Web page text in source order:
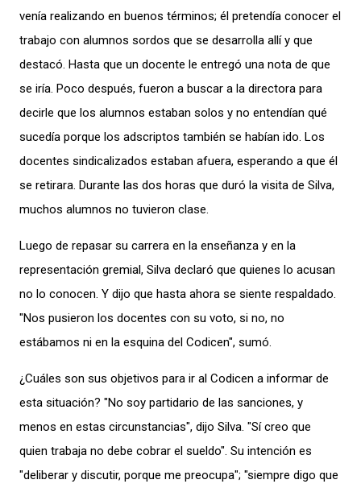
venía realizando en buenos términos; él pretendía conocer el
trabajo con alumnos sordos que se desarrolla allí y que
destacó. Hasta que un docente le entregó una nota de que
se iría. Poco después, fueron a buscar a la directora para
decirle que los alumnos estaban solos y no entendían qué
sucedía porque los adscriptos también se habían ido. Los
docentes sindicalizados estaban afuera, esperando a que él
se retirara. Durante las dos horas que duró la visita de Silva,
muchos alumnos no tuvieron clase.
Luego de repasar su carrera en la enseñanza y en la
representación gremial, Silva declaró que quienes lo acusan
no lo conocen. Y dijo que hasta ahora se siente respaldado.
"Nos pusieron los docentes con su voto, si no, no
estábamos ni en la esquina del Codicen", sumó.
¿Cuáles son sus objetivos para ir al Codicen a informar de
esta situación? "No soy partidario de las sanciones, y
menos en estas circunstancias", dijo Silva. "Sí creo que
quien trabaja no debe cobrar el sueldo". Su intención es
"deliberar y discutir, porque me preocupa"; "siempre digo que